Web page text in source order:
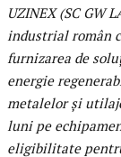
UZINEX (SC GW
industrial român
furnizarea de
energie
metalelor și
luni pe
eligibilitate